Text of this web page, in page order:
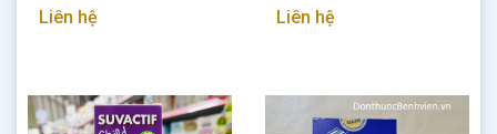
Liên hệ Liên hệ